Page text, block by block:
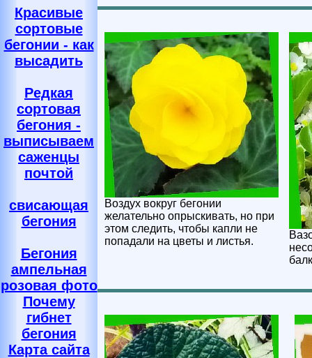
Красивые
сортовые
бегонии - как
высадить
Редкая
сортовая
бегония -
выписываем
саженцы
почтой
свисающая
бегония
Бегония
ампельная
розовая фото
Почему
гибнет
бегония
Карта сайта
Воздух вокруг бегонии
желательно опрыскивать, но при
этом следить, чтобы капли не
попадали на цветы и листья.